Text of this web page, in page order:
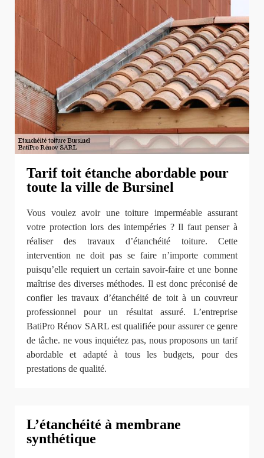
Tarif toit étanche abordable pour
toute la ville de Bursinel
Vous voulez avoir une toiture imperméable assurant
votre protection lors des intempéries ? Il faut penser à
réaliser des travaux d’étanchéité toiture. Cette
intervention ne doit pas se faire n’importe comment
puisqu’elle requiert un certain savoir-faire et une bonne
maîtrise des diverses méthodes. Il est donc préconisé de
confier les travaux d’étanchéité de toit à un couvreur
professionnel pour un résultat assuré. L’entreprise
BatiPro Rénov SARL est qualifiée pour assurer ce genre
de tâche. ne vous inquiétez pas, nous proposons un tarif
abordable et adapté à tous les budgets, pour des
prestations de qualité.
L’étanchéité à membrane
synthétique